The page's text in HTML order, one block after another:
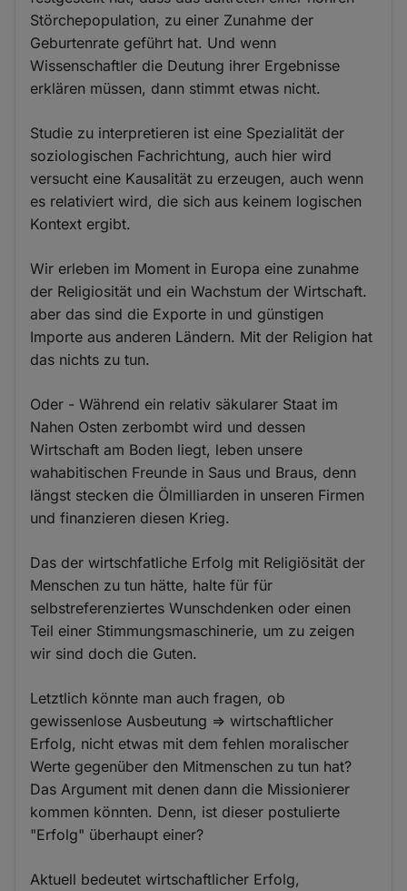
Störchepopulation, zu einer Zunahme der
Geburtenrate geführt hat. Und wenn
Wissenschaftler die Deutung ihrer Ergebnisse
erklären müssen, dann stimmt etwas nicht.
Studie zu interpretieren ist eine Spezialität der
soziologischen Fachrichtung, auch hier wird
versucht eine Kausalität zu erzeugen, auch wenn
es relativiert wird, die sich aus keinem logischen
Kontext ergibt.
Wir erleben im Moment in Europa eine zunahme
der Religiosität und ein Wachstum der Wirtschaft.
aber das sind die Exporte in und günstigen
Importe aus anderen Ländern. Mit der Religion hat
das nichts zu tun.
Oder - Während ein relativ säkularer Staat im
Nahen Osten zerbombt wird und dessen
Wirtschaft am Boden liegt, leben unsere
wahabitischen Freunde in Saus und Braus, denn
längst stecken die Ölmilliarden in unseren Firmen
und finanzieren diesen Krieg.
Das der wirtschfatliche Erfolg mit Religiösität der
Menschen zu tun hätte, halte für für
selbstreferenziertes Wunschdenken oder einen
Teil einer Stimmungsmaschinerie, um zu zeigen
wir sind doch die Guten.
Letztlich könnte man auch fragen, ob
gewissenlose Ausbeutung => wirtschaftlicher
Erfolg, nicht etwas mit dem fehlen moralischer
Werte gegenüber den Mitmenschen zu tun hat?
Das Argument mit denen dann die Missionierer
kommen könnten. Denn, ist dieser postulierte
"Erfolg" überhaupt einer?
Aktuell bedeutet wirtschaftlicher Erfolg,